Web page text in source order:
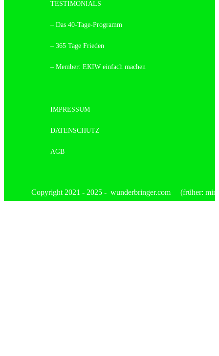
TESTIMONIALS
– Das 40-Tage-Programm
– 365 Tage Frieden
– Member: EKIW einfach machen
IMPRESSUM
DATENSCHUTZ
AGB
Copyright 2021 - 2025 - wunderbringer.com (früher: